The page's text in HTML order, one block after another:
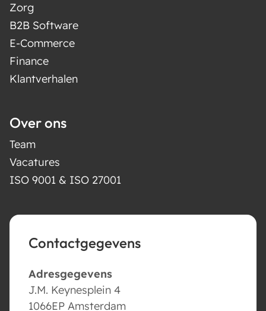
Zorg
B2B Software
E-Commerce
Finance
Klantverhalen
Over ons
Team
Vacatures
ISO 9001 & ISO 27001
Contactgegevens
Adresgegevens
J.M. Keynesplein 4
1066EP Amsterdam